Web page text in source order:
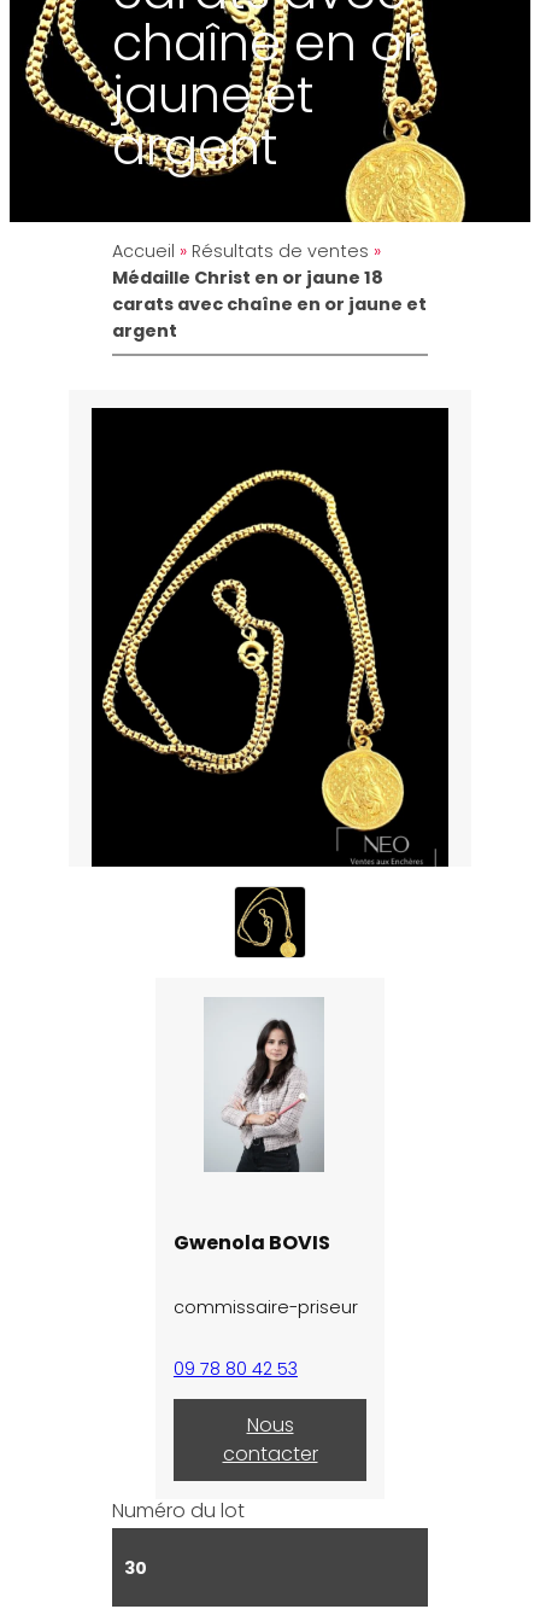
chaîne en or
jaune et
argent
Accueil » Résultats de ventes »
Médaille Christ en or jaune 18
carats avec chaîne en or jaune et
argent
Gwenola BOVIS
commissaire-priseur
09 78 80 42 53
Nous
contacter
Numéro du lot
30